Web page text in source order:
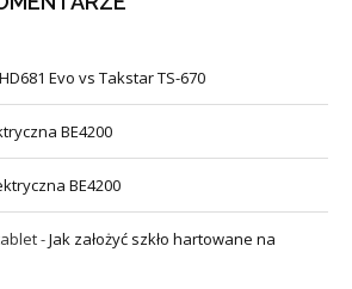
Evo vs Takstar TS-670
BE4200
BE4200
-Jak założyć szkło hartowane na